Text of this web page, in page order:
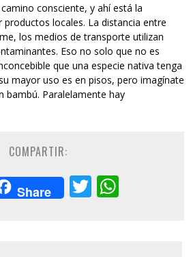
consciente, y ahí está la
locales. La distancia entre
los medios de transporte utilizan
Eso no solo que no es
que una especie nativa tenga
mayor uso es en pisos, pero imagínate
bambú. Paralelamente hay
COMPARTIR:
Share Twitter